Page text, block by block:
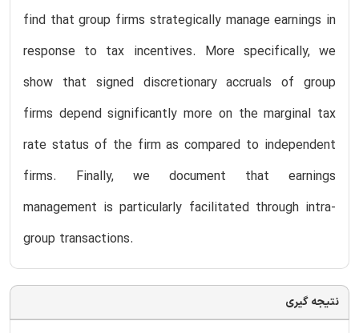
find that group firms strategically manage earnings in
response to tax incentives. More specifically, we
show that signed discretionary accruals of group
firms depend significantly more on the marginal tax
rate status of the firm as compared to independent
firms. Finally, we document that earnings
management is particularly facilitated through intra-
group transactions.
نتیجه گیری